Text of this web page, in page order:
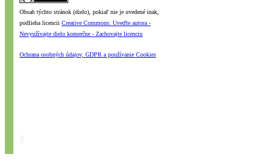
Obsah týchto stránok (dielo), pokiaľ nie je uvedené inak,
podlieha licencii Creative Commons: Uveďte autora -
Nevyužívajte dielo komerčne - Zachovajte licenciu
Ochrana osobných údajov, GDPR a používanie Cookies